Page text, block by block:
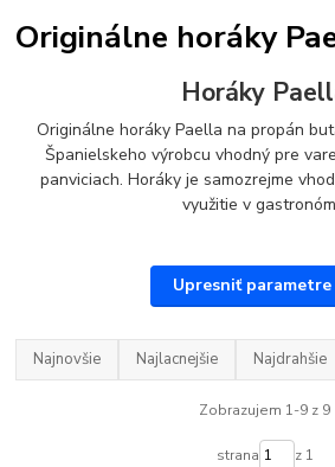
Originálne horáky
Horáky
Originálne horáky Paella na propán
Španielskeho výrobcu vhodný pre
panviciach. Horáky je samozrejme
využitie v
Upresniť parametre
Najnovšie Najlacnejšie Najdrahšie
Zobrazujem 1-9 z 9
strana z 1